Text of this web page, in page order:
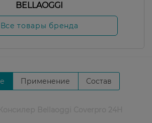
BELLAOGGI
Все товары бренда
Применение Состав